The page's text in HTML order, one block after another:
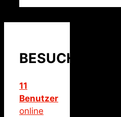
BESUCHER
11
Benutzer
online